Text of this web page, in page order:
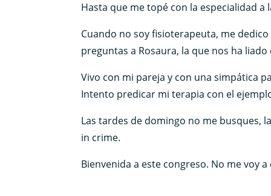
Hasta que me topé con la especialidad
Cuando no soy fisioterapeuta, me
preguntas a Rosaura, la que nos ha
Vivo con mi pareja y con una simpática
Intento predicar mi terapia con el
Las tardes de domingo no me busques,
in crime.
Bienvenida a este congreso. No me voy